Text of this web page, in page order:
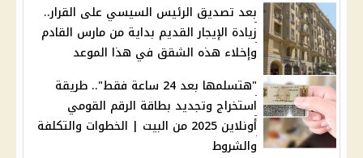
بعد تصديق الرئيس السيسي على القرار..
زيادة الإيجار القديم بداية من مارس القادم
وإخلاء هذه الشقق في هذا الموعد
"هتسلمها بعد 24 ساعة فقط".. طريقة
استخراج وتجديد بطاقة الرقم القومي
أونلاين 2025 من البيت | الخطوات والتكلفة
والشروط